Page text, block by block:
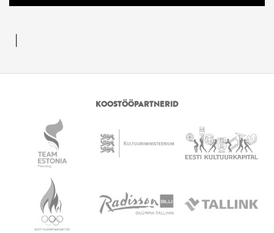
|
KOOSTÖÖPARTNERID